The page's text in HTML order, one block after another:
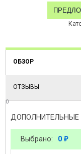
ОБЗОР
ОТЗЫВЫ
0
ДОПОЛНИТЕЛЬНЫЕ
Выбрано: 0 ₽